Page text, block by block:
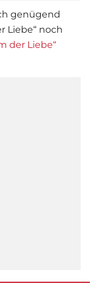
genügend
Liebe“ noch
der Liebe“